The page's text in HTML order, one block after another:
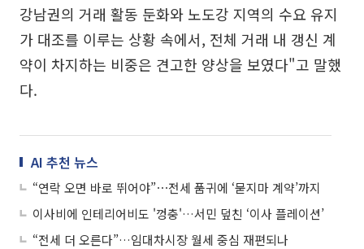
강남권의 거래 활동 둔화와 노도강 지역의 수요 유지
가 대조를 이루는 상황 속에서, 전체 거래 내 갱신 계
약이 차지하는 비중은 견고한 양상을 보였다"고 말했
다.
AI 추천 뉴스
“연락 오면 바로 뛰어야”⋯전세 품귀에 ‘묻지마 계약’까지
이사비에 인테리어비도 '껑충'…서민 덮친 ‘이사 플레이션’
“전세 더 오른다”…임대차시장 월세 중심 재편되나